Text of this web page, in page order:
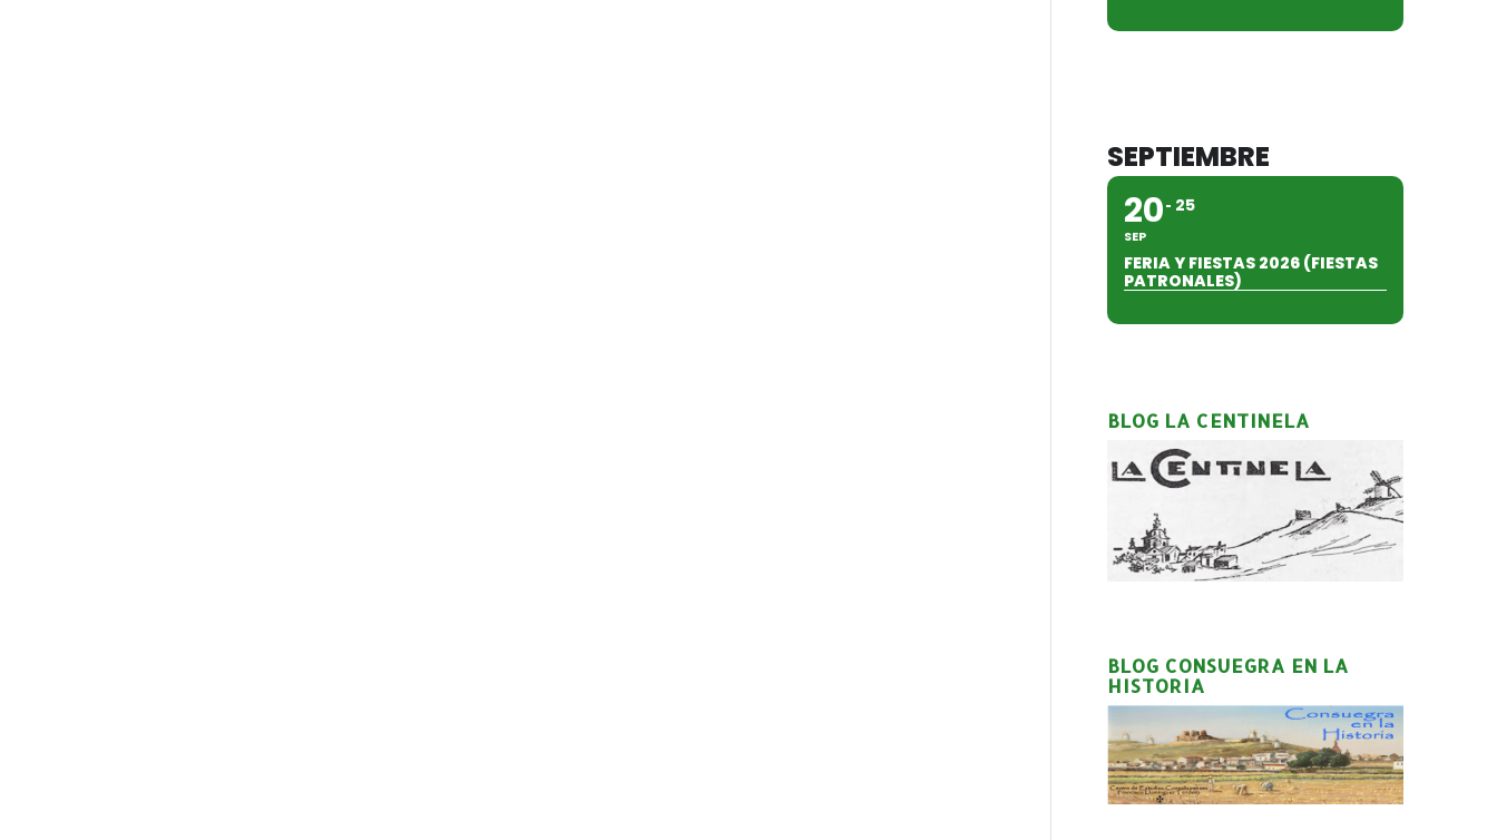
SEPTIEMBRE
20
SEP
25
FERIA Y FIESTAS 2026 (FIESTAS
PATRONALES)
BLOG LA CENTINELA
BLOG CONSUEGRA EN LA
HISTORIA